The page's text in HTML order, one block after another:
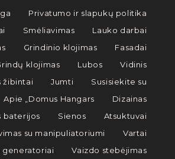
Privatumo ir slapukų politika
Smėliavimas
Lauko darbai
Grindinio klojimas
Fasadai
klojimas Lubos
Vidinis
žibintai
Jumti
Susisiekite su
Apie „Domus Hangars
Dizainas
baterijos
Sienos
Atsuktuvai
su manipuliatoriumi
Vartai
generatoriai
Vaizdo stebėjimas